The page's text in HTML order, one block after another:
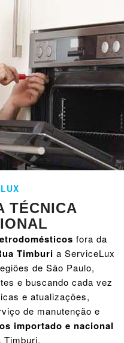
TÉCNICA
fora da
Timburi a ServiceLux
de São Paulo,
e buscando cada vez
e atualizações,
de manutenção e
importado e nacional
Timburi.